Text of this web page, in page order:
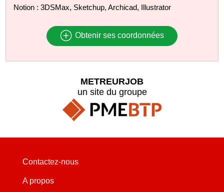
Notion : 3DSMax, Sketchup, Archicad, Illustrator
Obtenir ses coordonnées
METREURJOB
un site du groupe
Contactez-nous
A propos